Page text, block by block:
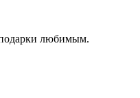
подарки любимым.